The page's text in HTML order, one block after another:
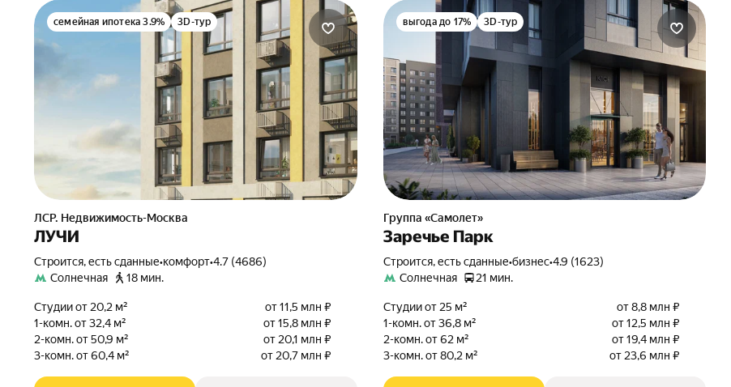
семейная ипотека 3.9% 3D-тур
ЛСР. Недвижимость-Москва
ЛУЧИ
Строится, есть сданные•комфорт•4.7 (4686)
Солнечная
18 мин.
Студии от 20,2 м²
от 11,5 млн ₽
1-комн. от 32,4 м²
от 15,8 млн ₽
2-комн. от 50,9 м²
от 20,1 млн ₽
3-комн. от 60,4 м²
от 20,7 млн ₽
выгода до 17% 3D-тур
Группа «Самолет»
Заречье Парк
Строится, есть сданные•бизнес•4.9 (1623)
Солнечная
21 мин.
Студии от 25 м²
от 8,8 млн ₽
1-комн. от 36,8 м²
от 12,5 млн ₽
2-комн. от 62 м²
от 19,4 млн ₽
3-комн. от 80,2 м²
от 23,6 млн ₽